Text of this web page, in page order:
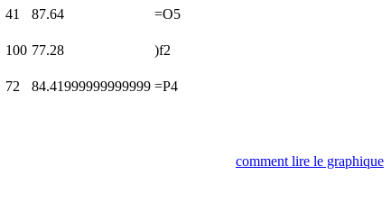
41 87.64 =O5
100 77.28 )f2
72 84.41999999999999 =P4
comment lire le graphique